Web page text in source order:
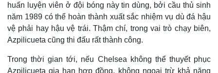
huấn luyện viên ở đội bóng này tin dùng, bởi cầu thủ sinh
năm 1989 có thể hoàn thành xuất sắc nhiệm vụ dù đá hậu
vệ phải hay hậu vệ trái. Thậm chí, trong vai trò chạy biên,
Azpilicueta cũng thi đấu rất thành công.
Trong thời gian tới, nếu Chelsea không thể thuyết phục
Azpilicueta gia hạn hợp đồng, không ngoại trừ khả năng